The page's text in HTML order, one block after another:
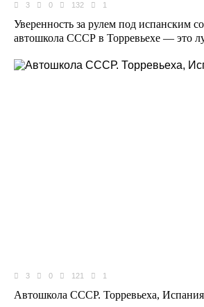
3 0 132 1
Уверенность за рулем под испанским
автошкола СССР в Торревьехе — это
3 0 121 1
Автошкола СССР. Торревьеха, Испания